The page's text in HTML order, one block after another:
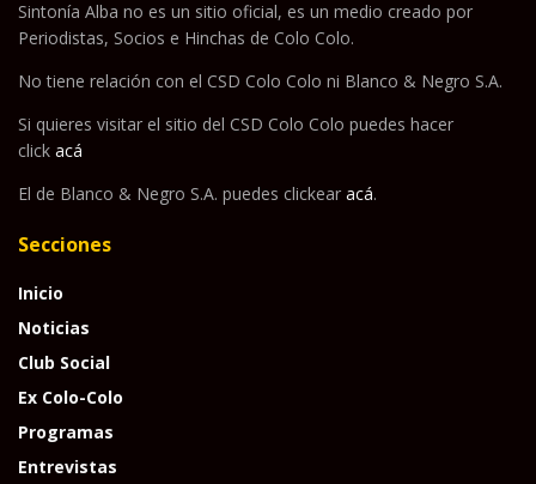
Sintonía Alba no es un sitio oficial, es un medio creado por
Periodistas, Socios e Hinchas de Colo Colo.
No tiene relación con el CSD Colo Colo ni Blanco & Negro S.A.
Si quieres visitar el sitio del CSD Colo Colo puedes hacer
click acá
El de Blanco & Negro S.A. puedes clickear acá.
Secciones
Inicio
Noticias
Club Social
Ex Colo-Colo
Programas
Entrevistas